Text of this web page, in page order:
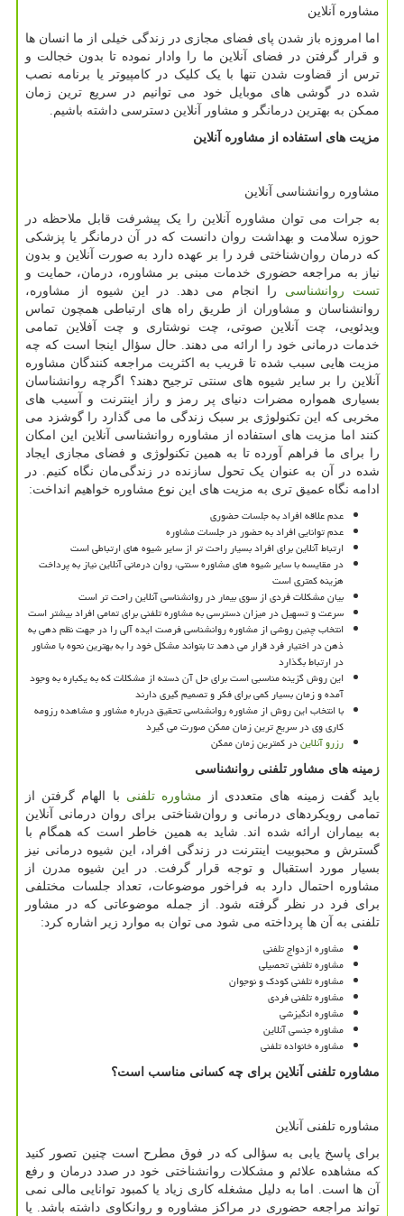
مشاوره آنلاین
اما امروزه باز شدن پای فضای مجازی در زندگی خیلی از ما انسان ها
و قرار گرفتن در فضای آنلاین ما را وادار نموده تا بدون خجالت و
ترس از قضاوت شدن تنها با یک کلیک در کامپیوتر یا برنامه نصب
شده در گوشی های موبایل خود می توانیم در سریع ترین زمان
ممکن به بهترین درمانگر و مشاور آنلاین دسترسی داشته باشیم.
مزیت های استفاده از مشاوره آنلاین
مشاوره روانشناسی آنلاین
به جرات می توان مشاوره آنلاین را یک پیشرفت قابل ملاحظه در
حوزه سلامت و بهداشت روان دانست که در آن درمانگر یا پزشکی
که درمان روان‌شناختی فرد را بر عهده دارد به صورت آنلاین و بدون
نیاز به مراجعه حضوری خدمات مبنی بر مشاوره، درمان، حمایت و
تست روانشناسی را انجام می دهد. در این شیوه از مشاوره،
روانشناسان و مشاوران از طریق راه های ارتباطی همچون تماس
ویدئویی، چت آنلاین صوتی، چت نوشتاری و چت آفلاین تمامی
خدمات درمانی خود را ارائه می دهند. حال سؤال اینجا است که چه
مزیت هایی سبب شده تا قریب به اکثریت مراجعه کنندگان مشاوره
آنلاین را بر سایر شیوه های سنتی ترجیح دهند؟ اگرچه روانشناسان
بسیاری همواره مضرات دنیای پر رمز و راز اینترنت و آسیب های
مخربی که این تکنولوژی بر سبک زندگی ما می گذارد را گوشزد می
کنند اما مزیت های استفاده از مشاوره روانشناسی آنلاین این امکان
را برای ما فراهم آورده تا به همین تکنولوژی و فضای مجازی ایجاد
شده در آن به عنوان یک تحول سازنده در زندگی‌مان نگاه کنیم. در
ادامه نگاه عمیق تری به مزیت های این نوع مشاوره خواهیم انداخت:
عدم علاقه افراد به جلسات حضوری
عدم توانایی افراد به حضور در جلسات مشاوره
ارتباط آنلاین برای افراد بسیار راحت تر از سایر شیوه های ارتباطی است
در مقایسه با سایر شیوه های مشاوره سنتی، روان درمانی آنلاین نیاز به پرداخت
هزینه کمتری است
بیان مشکلات فردی از سوی بیمار در روانشناسی آنلاین راحت تر است
سرعت و تسهیل در میزان دسترسی به مشاوره تلفنی برای تمامی افراد بیشتر است
انتخاب چنین روشی از مشاوره روانشناسی فرصت ایده آلی را در جهت نظم دهی به
ذهن در اختیار فرد قرار می دهد تا بتواند مشکل خود را به بهترین نحوه با مشاور
در ارتباط بگذارد
این روش گزینه مناسبی است برای حل آن دسته از مشکلات که به یکباره به وجود
آمده و زمان بسیار کمی برای فکر و تصمیم گیری دارند
با انتخاب این روش از مشاوره روانشناسی تحقیق درباره مشاور و مشاهده رزومه
کاری وی در سریع ترین زمان ممکن صورت می گیرد
رزرو آنلایندر کمترین زمان ممکن
زمینه های مشاور تلفنی روانشناسی
باید گفت زمینه های متعددی از مشاوره تلفنی با الهام گرفتن از
تمامی رویکردهای درمانی و روان‌شناختی برای روان درمانی آنلاین
به بیماران ارائه شده اند. شاید به همین خاطر است که همگام با
گسترش و محبوبیت اینترنت در زندگی افراد، این شیوه درمانی نیز
بسیار مورد استقبال و توجه قرار گرفت. در این شیوه مدرن از
مشاوره احتمال دارد به فراخور موضوعات، تعداد جلسات مختلفی
برای فرد در نظر گرفته شود. از جمله موضوعاتی که در مشاور
تلفنی به آن ها پرداخته می شود می توان به موارد زیر اشاره کرد:
مشاوره ازدواج تلفنی
مشاوره تلفنی تحصیلی
مشاوره تلفنی کودک و نوجوان
مشاوره تلفنی فردی
مشاوره انگیزشی
مشاوره جنسی آنلاین
مشاوره خانواده تلفنی
مشاوره تلفنی آنلاین برای چه کسانی مناسب است؟
مشاوره تلفنی آنلاین
برای پاسخ یابی به سؤالی که در فوق مطرح است چنین تصور کنید
که مشاهده علائم و مشکلات روانشناختی خود در صدد درمان و رفع
آن ها است. اما به دلیل مشغله کاری زیاد یا کمبود توانایی مالی نمی
تواند مراجعه حضوری در مراکز مشاوره و روانکاوی داشته باشد. یا